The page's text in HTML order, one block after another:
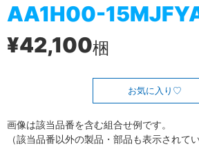
AA1H00-
¥42,100梱
お気に入り
画像は該当品番を含む組合せ例です。
（該当品番以外の製品・部品も表示されて